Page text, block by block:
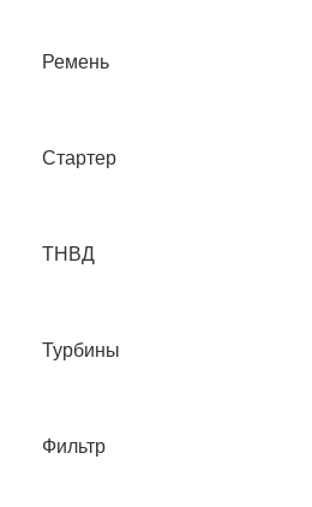
Ремень
Стартер
ТНВД
Турбины
Фильтр